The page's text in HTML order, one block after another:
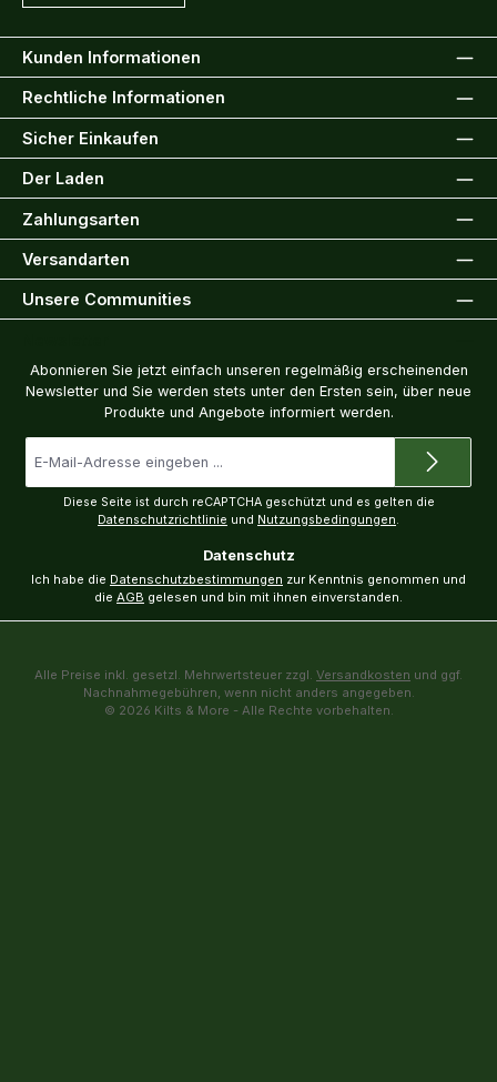
Kunden Informationen
Rechtliche Informationen
Sicher Einkaufen
Der Laden
Zahlungsarten
Versandarten
Unsere Communities
Abonnieren Sie jetzt einfach unseren regelmäßig erscheinenden
Newsletter und Sie werden stets unter den Ersten sein, über neue
Produkte und Angebote informiert werden.
Mail-
Diese Seite ist durch reCAPTCHA geschützt und es gelten die
Datenschutzrichtlinie und Nutzungsbedingungen.
Datenschutz
Ich habe die Datenschutzbestimmungen zur Kenntnis genommen und
die AGB gelesen und bin mit ihnen einverstanden.
Alle Preise inkl. gesetzl. Mehrwertsteuer zzgl. Versandkosten und ggf.
Nachnahmegebühren, wenn nicht anders angegeben.
© 2026 Kilts & More - Alle Rechte vorbehalten.